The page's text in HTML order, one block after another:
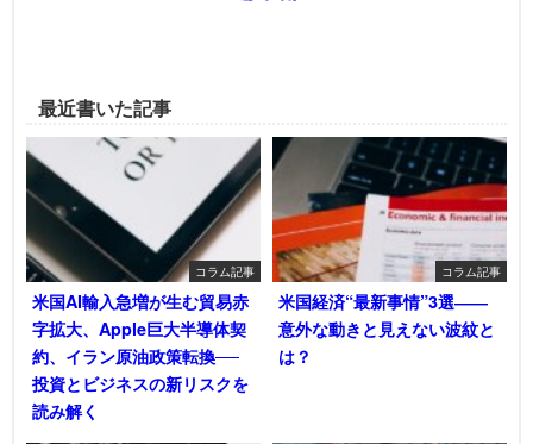
最近書いた記事
コラム記事
米国AI輸入急増が生む貿易赤
字拡大、Apple巨大半導体契
約、イラン原油政策転換──
投資とビジネスの新リスクを
読み解く
コラム記事
米国経済“最新事情”3選――
意外な動きと見えない波紋と
は？